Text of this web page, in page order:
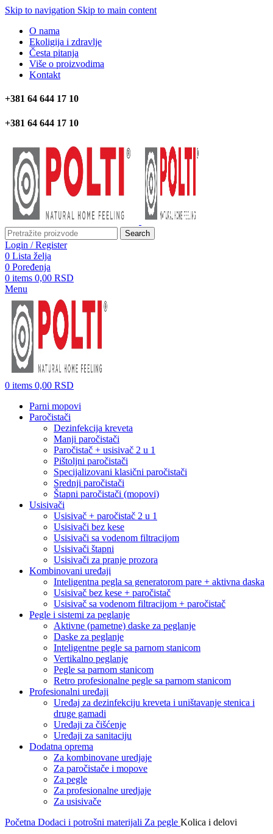
Skip to navigation Skip to main content
O nama
Ekoligija i zdravlje
Česta pitanja
Više o proizvodima
Kontakt
+381 64 644 17 10
+381 64 644 17 10
Search
Login / Register
0 Lista želja
0 Poređenja
0 items 0,00 RSD
Menu
0 items 0,00 RSD
Parni mopovi
Paročistači
Dezinfekcija kreveta
Manji paročistači
Paročistač + usisivač 2 u 1
Pištoljni paročistači
Specijalizovani klasični paročistači
Srednji paročistači
Štapni paročistači (mopovi)
Usisivači
Usisivač + paročistač 2 u 1
Usisivači bez kese
Usisivači sa vodenom filtracijom
Usisivači štapni
Usisivači za pranje prozora
Kombinovani uređaji
Inteligentna pegla sa generatorom pare + aktivna daska
Usisivač bez kese + paročistač
Usisivač sa vodenom filtracijom + paročistač
Pegle i sistemi za peglanje
Aktivne (pametne) daske za peglanje
Daske za peglanje
Inteligentne pegle sa parnom stanicom
Vertikalno peglanje
Pegle sa parnom stanicom
Retro profesionalne pegle sa parnom stanicom
Profesionalni uređaji
Uređaj za dezinfekciju kreveta i uništavanje stenica i
druge gamadi
Uređaji za čišćenje
Uređaji za sanitaciju
Dodatna oprema
Za kombinovane uredjaje
Za paročistače i mopove
Za pegle
Za profesionalne uredjaje
Za usisivače
Početna Dodaci i potrošni materijali Za pegle Kolica i delovi